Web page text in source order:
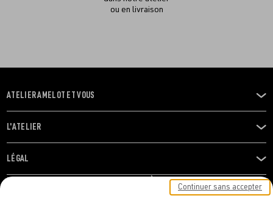
ou en livraison
OUVRIR
LE
MENU
ATELIER AMELOT ET VOUS
OUVRIR
LE
MENU
L'ATELIER
OUVRIR
LE
LÉGAL
RESTONS EN CONTACT ! ABONNEZ-VOUS À NOTRE
Continuer sans accepter